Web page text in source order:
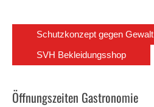
Schutzkonzept gegen Gewalt
SVH Bekleidungsshop
Öffnungszeiten Gastronomie